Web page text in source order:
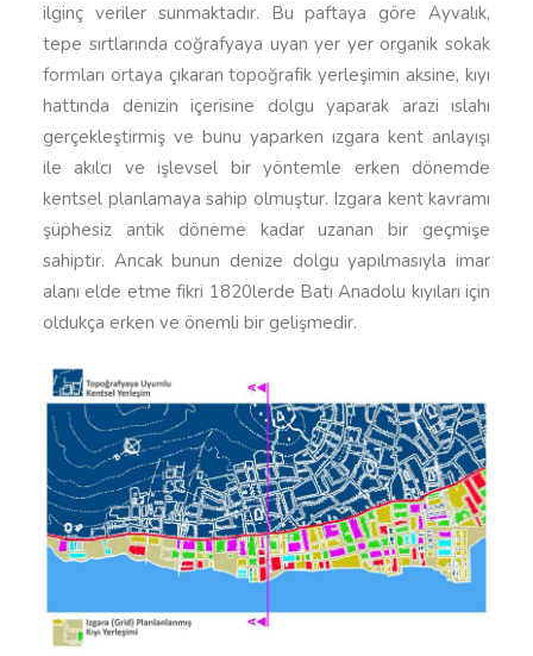
ilginç veriler sunmaktadır. Bu paftaya göre Ayvalık,
tepe sırtlarında coğrafyaya uyan yer yer organik sokak
formları ortaya çıkaran topoğrafik yerleşimin aksine, kıyı
hattında denizin içerisine dolgu yaparak arazi ıslahı
gerçekleştirmiş ve bunu yaparken ızgara kent anlayışı
ile akılcı ve işlevsel bir yöntemle erken dönemde
kentsel planlamaya sahip olmuştur. Izgara kent kavramı
şüphesiz antik döneme kadar uzanan bir geçmişe
sahiptir. Ancak bunun denize dolgu yapılmasıyla imar
alanı elde etme fikri 1820lerde Batı Anadolu kıyıları için
oldukça erken ve önemli bir gelişmedir.